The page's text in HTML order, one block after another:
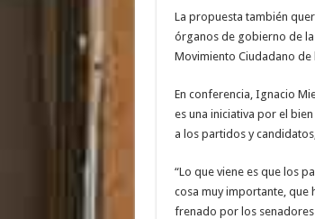
La propuesta también
órganos de gobierno de
Movimiento Ciudadano de
En conferencia, Ignacio
es una iniciativa por el
a los partidos y
“Lo que viene es que los
cosa muy importante, que
frenado por los